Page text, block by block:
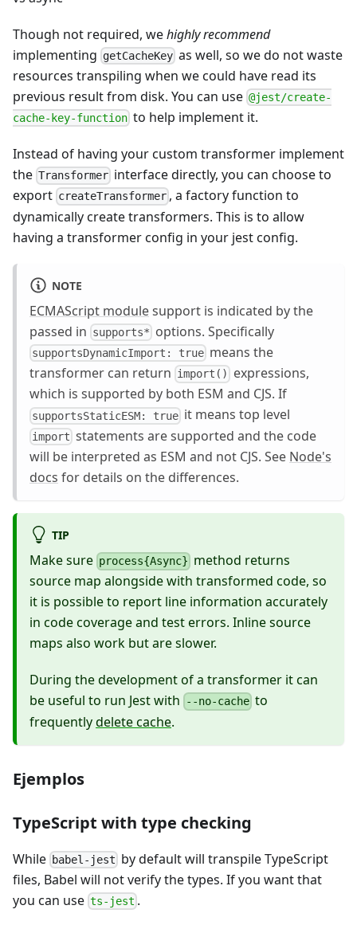
Though not required, wehighly recommend
implementing getCacheKey as well, so we do not waste
resources transpiling when we could have read its
previous result from disk. You can use @jest/create-
cache-key-function to help implement it.
Instead of having your custom transformer implement
the Transformer interface directly, you can choose to
export createTransformer , a factory function to
dynamically create transformers. This is to allow
having a transformer config in your jest config.
NOTE
ECMAScript modulesupport is indicated by the
passed in supports* options. Specifically
supportsDynamicImport: true means the
transformer can return import()
expressions,
which is supported by both ESM and CJS. If
supportsStaticESM: true it means top level
import statements are supported and the code
will be interpreted as ESM and not CJS. See Node's
docs for details on the differences.
TIP
Make sure process{Async} method returns
source map alongside with transformed code, so
it is possible to report line information accurately
in code coverage and test errors. Inline source
maps also work but are slower.
During the development of a transformer it can
be useful to run Jest with
--no-cache to
frequentlydelete cache.
Ejemplos
TypeScript with type checking
While babel-jest by default will transpile TypeScript
files, Babel will not verify the types. If you want that
you can use ts-jest .